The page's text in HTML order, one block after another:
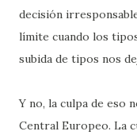
decisión
límite cuando los
subida de tipos nos
Y no, la culpa de eso
Central Europeo. La